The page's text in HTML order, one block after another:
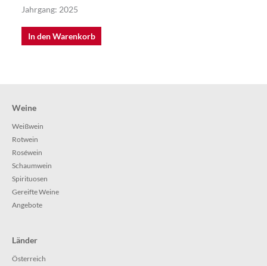
Jahrgang: 2025
In den Warenkorb
Weine
Weißwein
Rotwein
Roséwein
Schaumwein
Spirituosen
Gereifte Weine
Angebote
Länder
Österreich